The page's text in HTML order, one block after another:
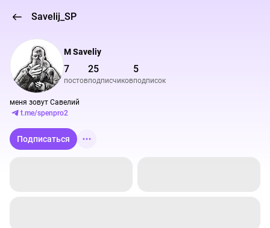
Savelij_SP
M Saveliy
7
постов
25
подписчиков
5
подписок
t.me/spenpro2
Подписаться